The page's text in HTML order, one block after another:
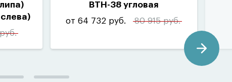
ВТН-38 угловая
от 64 732 руб.
80 915 руб.